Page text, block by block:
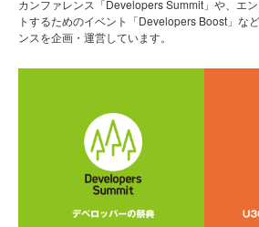
カンファレンス「Developers Summit」や、エ
トするためのイベント「Developers Boost」な
ンスを企画・運営しています。